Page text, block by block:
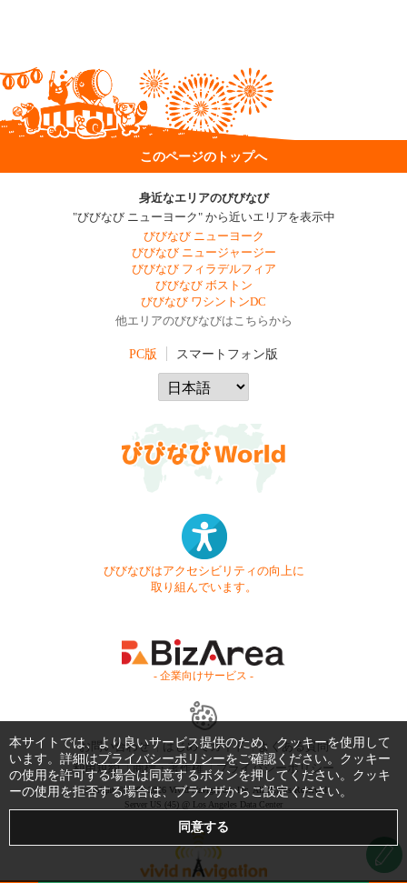
このページのトップへ
身近なエリアのびびなび
"びびなび ニューヨーク" から近いエリアを表示中
びびなび ニューヨーク
びびなび ニュージャージー
びびなび フィラデルフィア
びびなび ボストン
びびなび ワシントンDC
他エリアのびびなびはこちらから
PC版 スマートフォン版
びびなびはアクセシビリティの向上に
取り組んでいます。
- 企業向けサービス -
お問い合わせ はじめてガイド
よくある質問
利用規約
商標・著作権 プライバシーポリシー
Copyright © 1999-2026 Vivid Navigation, Inc. All Rights Reserved.
Server US (45) @ Los Angeles Data Center
本サイトでは、より良いサービス提供のため、クッキーを使用して
います。詳細はプライバシーポリシーをご確認ください。クッキー
の使用を許可する場合は同意するボタンを押してください。クッキ
ーの使用を拒否する場合は、ブラウザからご設定ください。